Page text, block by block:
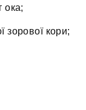
ока;
зорової кори;